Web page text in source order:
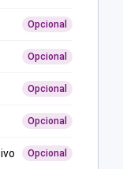
Opcional
Opcional
Opcional
Opcional
Opcional